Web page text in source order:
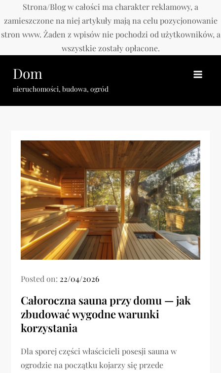
Strona/Blog w całości ma charakter reklamowy, a
zamieszczone na niej artykuły mają na celu pozycjonowanie
stron www. Żaden z wpisów nie pochodzi od użytkowników, a
wszystkie zostały opłacone.
content
Dom
nieruchomości, budowa, ogród
Posted on: 22/04/2026
Całoroczna sauna przy domu — jak
zbudować wygodne warunki
korzystania
Dla sporej części właścicieli posesji sauna w
ogrodzie na początku kojarzy się przede